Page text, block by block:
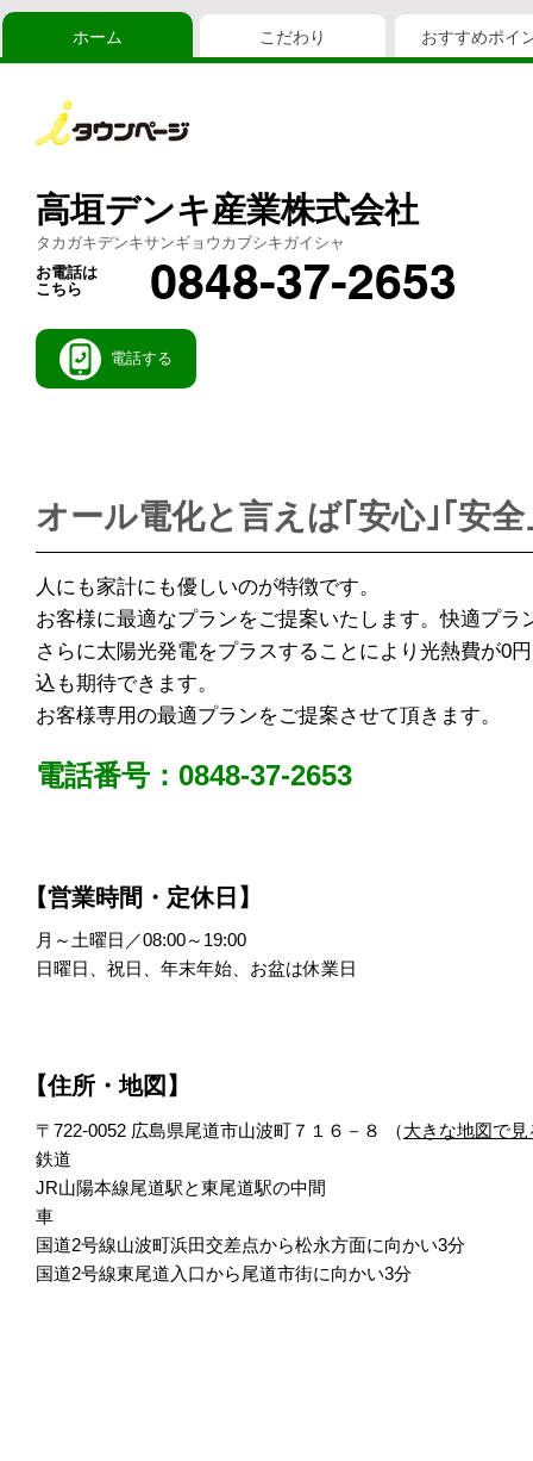
ホーム こだわり おすすめポイ
高垣デンキ産業株式会社
タカガキデンキサンギョウカブシキガイシャ
お電話は
こちら
0848-37-2653
電話する
オール電化と言えば｢安心｣｢安全
人にも家計にも優しいのが特徴です。
お客様に最適なプランをご提案いたします。快適プ
さらに太陽光発電をプラスすることにより光熱費が0
込も期待できます。
お客様専用の最適プランをご提案させて頂きます。
電話番号：0848-37-2653
【営業時間・定休日】
月～土曜日／08:00～19:00
日曜日、祝日、年末年始、お盆は休業日
【住所・地図】
〒722-0052 広島県尾道市山波町７１６－８ （大きな地図で見
鉄道
JR山陽本線尾道駅と東尾道駅の中間
車
国道2号線山波町浜田交差点から松永方面に向かい3分
国道2号線東尾道入口から尾道市街に向かい3分